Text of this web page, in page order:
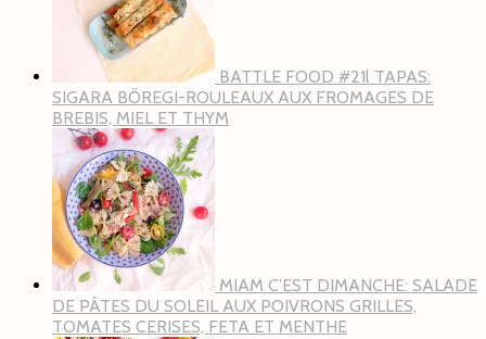
BATTLE FOOD #21l TAPAS:
SIGARA BÖREGI-ROULEAUX AUX FROMAGES DE
BREBIS, MIEL ET THYM
MIAM C’EST DIMANCHE: SALADE
DE PÂTES DU SOLEIL AUX POIVRONS GRILLES,
TOMATES CERISES, FETA ET MENTHE